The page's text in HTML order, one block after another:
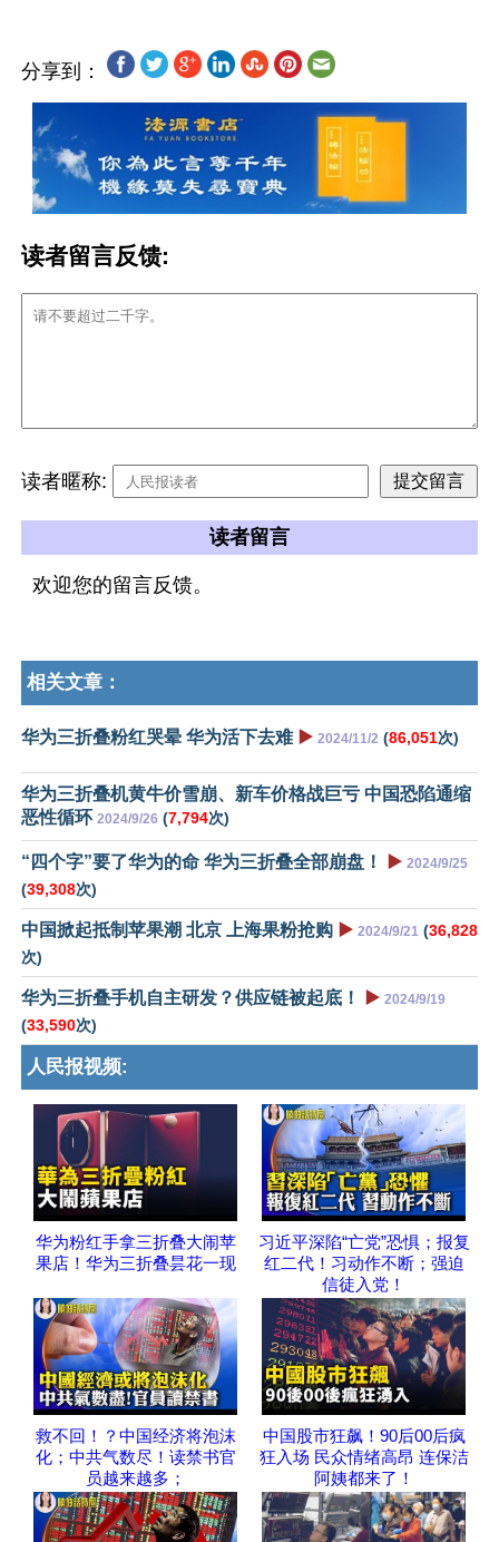
分享到：
读者留言反馈:
读者暱称:
读者留言
欢迎您的留言反馈。
相关文章：
华为三折叠粉红哭晕 华为活下去难 ▶️ 2024/11/2 (86,051次)
华为三折叠机黄牛价雪崩、新车价格战巨亏 中国恐陷通缩
恶性循环 2024/9/26 (7,794次)
“四个字”要了华为的命 华为三折叠全部崩盘！ ▶️ 2024/9/25
(39,308次)
中国掀起抵制苹果潮 北京 上海果粉抢购 ▶️ 2024/9/21 (36,828
次)
华为三折叠手机自主研发？供应链被起底！ ▶️ 2024/9/19
(33,590次)
人民报视频:
华为粉红手拿三折叠大闹苹
果店！华为三折叠昙花一现
习近平深陷“亡党”恐惧；报复
红二代！习动作不断；强迫
信徒入党！
救不回！？中国经济将泡沫
化；中共气数尽！读禁书官
员越来越多；
中国股市狂飙！90后00后疯
狂入场 民众情绪高昂 连保洁
阿姨都来了！